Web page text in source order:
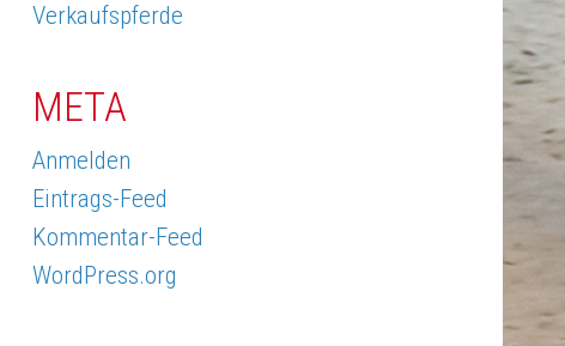
Verkaufspferde
META
Anmelden
Eintrags-Feed
Kommentar-Feed
WordPress.org